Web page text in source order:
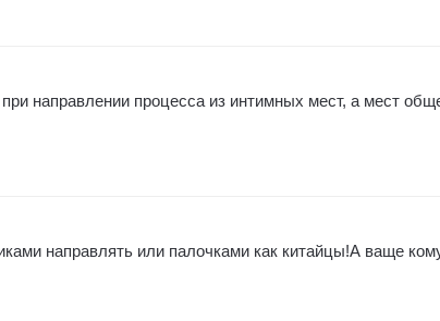
направлении процесса из интимных мест, а мест
направлять или палочками как китайцы!А ваще